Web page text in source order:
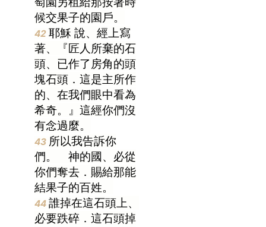
候交果子的園戶。
42 耶穌 說、經上寫
著、『匠人所棄的石
頭、已作了房角的頭
塊石頭．這是主所作
的、在我們眼中看為
希奇。』這經你們沒
有念過麼。
43 所以我告訴你
們。 神的國、必從
你們奪去．賜給那能
結果子的百姓。
44 誰掉在這石頭上、
必要跌碎．這石頭掉